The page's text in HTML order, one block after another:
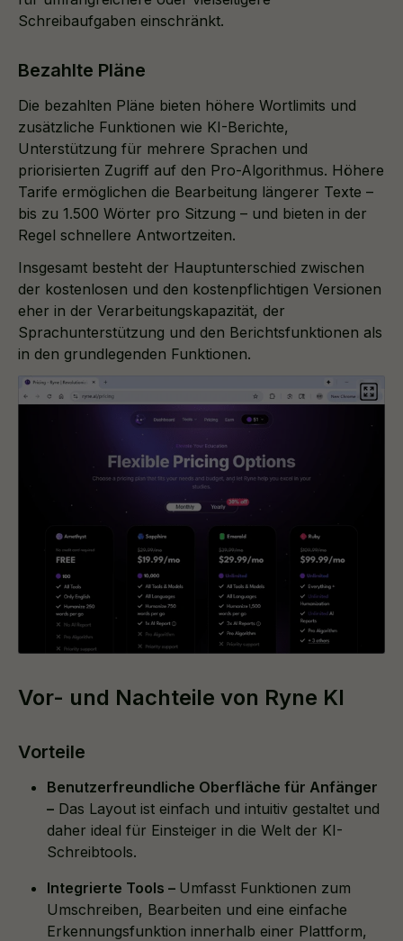
Schreibaufgaben einschränkt.
Bezahlte Pläne
Die bezahlten Pläne bieten höhere Wortlimits und
zusätzliche Funktionen wie KI-Berichte,
Unterstützung für mehrere Sprachen und
priorisierten Zugriff auf den Pro-Algorithmus. Höhere
Tarife ermöglichen die Bearbeitung längerer Texte –
bis zu 1.500 Wörter pro Sitzung – und bieten in der
Regel schnellere Antwortzeiten.
Insgesamt besteht der Hauptunterschied zwischen
der kostenlosen und den kostenpflichtigen Versionen
eher in der Verarbeitungskapazität, der
Sprachunterstützung und den Berichtsfunktionen als
in den grundlegenden Funktionen.
Vor- und Nachteile von Ryne KI
Vorteile
Benutzerfreundliche Oberfläche für Anfänger
– Das Layout ist einfach und intuitiv gestaltet und
daher ideal für Einsteiger in die Welt der KI-
Schreibtools.
Integrierte Tools – Umfasst Funktionen zum
Umschreiben, Bearbeiten und eine einfache
Erkennungsfunktion innerhalb einer Plattform,